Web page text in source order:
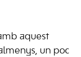
aquest
un poc